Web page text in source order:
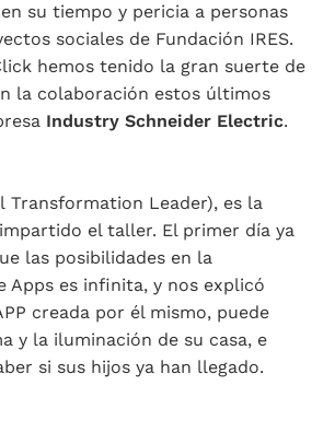
su tiempo y pericia a personas
sociales de Fundación IRES.
hemos tenido la gran suerte de
la colaboración estos últimos
Industry Schneider Electric.
Transformation Leader), es la
el taller. El primer día ya
las posibilidades en la
Apps es infinita, y nos explicó
creada por él mismo, puede
y la iluminación de su casa, e
si sus hijos ya han llegado.